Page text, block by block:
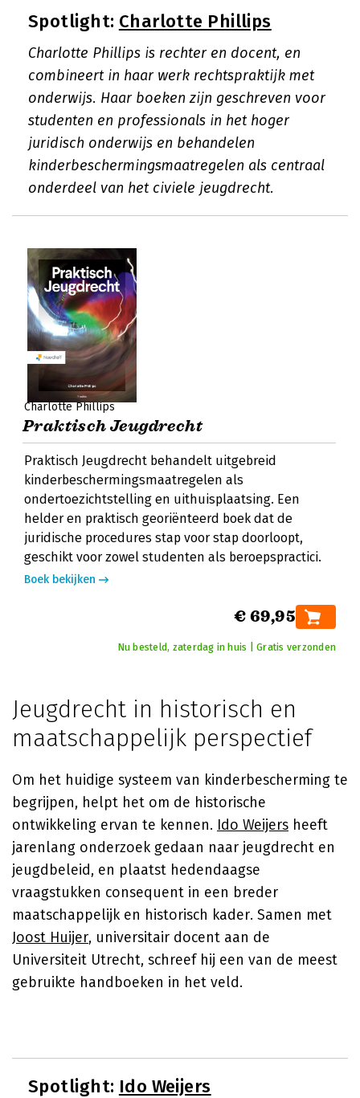
Spotlight: Charlotte Phillips
Charlotte Phillips is rechter en docent, en
combineert in haar werk rechtspraktijk met
onderwijs. Haar boeken zijn geschreven voor
studenten en professionals in het hoger
juridisch onderwijs en behandelen
kinderbeschermingsmaatregelen als centraal
onderdeel van het civiele jeugdrecht.
Charlotte Phillips
Praktisch Jeugdrecht
Praktisch Jeugdrecht behandelt uitgebreid
kinderbeschermingsmaatregelen als
ondertoezichtstelling en uithuisplaatsing. Een
helder en praktisch georiënteerd boek dat de
juridische procedures stap voor stap doorloopt,
geschikt voor zowel studenten als beroepspractici.
Boek bekijken
€ 69,95
Nu besteld, zaterdag in huis | Gratis verzonden
Jeugdrecht in historisch en
maatschappelijk perspectief
Om het huidige systeem van kinderbescherming te
begrijpen, helpt het om de historische
ontwikkeling ervan te kennen. Ido Weijers heeft
jarenlang onderzoek gedaan naar jeugdrecht en
jeugdbeleid, en plaatst hedendaagse
vraagstukken consequent in een breder
maatschappelijk en historisch kader. Samen met
Joost Huijer, universitair docent aan de
Universiteit Utrecht, schreef hij een van de meest
gebruikte handboeken in het veld.
Spotlight: Ido Weijers